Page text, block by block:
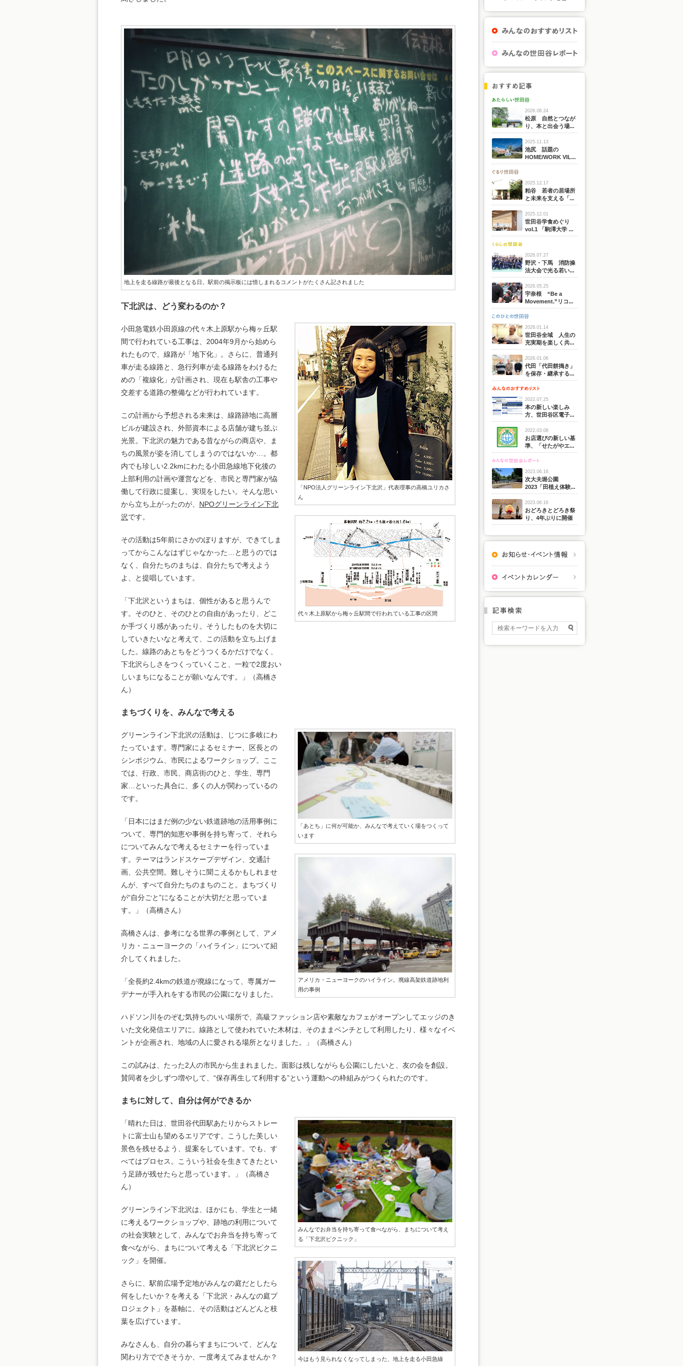
地上を走る線路が最後となる日。駅前の掲示板には惜しまれるコメントがたくさん記されました
下北沢は、どう変わるのか？
小田急電鉄小田原線の代々木上原駅から梅ヶ丘駅
間で行われている工事は、2004年9月から始めら
れたもので、線路が「地下化」。さらに、普通列
車が走る線路と、急行列車が走る線路をわけるた
めの「複線化」が計画され、現在も駅舎の工事や
交差する道路の整備などが行われています。
この計画から予想される未来は、線路跡地に高層
ビルが建設され、外部資本による店舗が建ち並ぶ
光景。下北沢の魅力である昔ながらの商店や、ま
ちの風景が姿を消してしまうのではないか…。都
内でも珍しい2.2kmにわたる小田急線地下化後の
上部利用の計画や運営などを、市民と専門家が恊
働して行政に提案し、実現をしたい。そんな思い
から立ち上がったのが、 NPOグリーンライン下北
沢です。
その活動は5年前にさかのぼりますが、できてしま
ってからこんなはずじゃなかった…と思うのでは
なく、自分たちのまちは、自分たちで考えよう
よ、と提唱しています。
「下北沢というまちは、個性があると思うんで
す。そのひと、そのひとの自由があったり、どこ
か手づくり感があったり。そうしたものを大切に
していきたいなと考えて、この活動を立ち上げま
した。線路のあとちをどうつくるかだけでなく、
下北沢らしさをつくっていくこと、一粒で2度おい
しいまちになることが願いなんです。」（高橋さ
ん）
「NPO法人グリーンライン下北沢」代表理事の高橋ユリカさ
ん
代々木上原駅から梅ヶ丘駅間で行われている工事の区間
まちづくりを、みんなで考える
グリーンライン下北沢の活動は、じつに多岐にわ
たっています。専門家によるセミナー、区長との
シンポジウム、市民によるワークショップ。ここ
では、行政、市民、商店街のひと、学生、専門
家…といった具合に、多くの人が関わっているの
です。
「日本にはまだ例の少ない鉄道跡地の活用事例に
ついて、専門的知恵や事例を持ち寄って、それら
についてみんなで考えるセミナーを行っていま
す。テーマはランドスケープデザイン、交通計
画、公共空間。難しそうに聞こえるかもしれませ
んが、すべて自分たちのまちのこと。まちづくり
が“自分ごと”になることが大切だと思っていま
す。」（高橋さん）
高橋さんは、参考になる世界の事例として、アメ
リカ・ニューヨークの「ハイライン」について紹
介してくれました。
「全長約2.4kmの鉄道が廃線になって、専属ガー
デナーが手入れをする市民の公園になりました。
「あとち」に何が可能か、みんなで考えていく場をつくって
います
アメリカ・ニューヨークのハイライン。廃線高架鉄道跡地利
用の事例
ハドソン川をのぞむ気持ちのいい場所で、高級ファッション店や素敵なカフェがオープンしてエッジのき
いた文化発信エリアに。線路として使われていた木材は、そのままベンチとして利用したり、様々なイベ
ントが企画され、地域の人に愛される場所となりました。」（高橋さん）
この試みは、たった2人の市民から生まれました。面影は残しながらも公園にしたいと、友の会を創設。
賛同者を少しずつ増やして、“保存再生して利用する”という運動への枠組みがつくられたのです。
まちに対して、自分は何ができるか
「晴れた日は、世田谷代田駅あたりからストレー
トに富士山も望めるエリアです。こうした美しい
景色を残せるよう、提案をしています。でも、す
べてはプロセス。こういう社会を生きてきたとい
う足跡が残せたらと思っています。」（高橋さ
ん）
グリーンライン下北沢は、ほかにも、学生と一緒
に考えるワークショップや、跡地の利用について
の社会実験として、みんなでお弁当を持ち寄って
食べながら、まちについて考える「下北沢ピクニ
ック」を開催。
さらに、駅前広場予定地がみんなの庭だとしたら
何をしたいか？を考える「下北沢・みんなの庭プ
ロジェクト」を基軸に、その活動はどんどんと枝
葉を広げています。
みなさんも、自分の暮らすまちについて、どんな
関わり方でできそうか、一度考えてみませんか？
みんなでお弁当を持ち寄って食べながら、まちについて考え
る「下北沢ピクニック」
今はもう見られなくなってしまった、地上を走る小田急線
2026.06.24
松原 自然とつなが
り、本と出会う場...
2025.11.13
池尻 話題の
HOME/WORK VIL...
2025.12.17
粕谷 若者の居場所
と未来を支える「...
2025.12.01
世田谷学食めぐり
vol.1 「駒澤大学 ...
2026.07.27
野沢・下馬 消防操
法大会で光る若い...
2026.05.25
宇奈根 “Be a
Movement.”リコ...
2026.01.14
世田谷全域 人生の
充実期を楽しく共...
2026.01.06
代田「代田餅搗き」
を保存・継承する...
2022.07.25
本の新しい楽しみ
方、世田谷区電子...
2022.03.08
お店選びの新しい基
準、「せたがやエ...
2023.06.16
次大夫堀公園
2023「田植え体験...
2023.06.16
おどろきとどろき祭
り、4年ぶりに開催